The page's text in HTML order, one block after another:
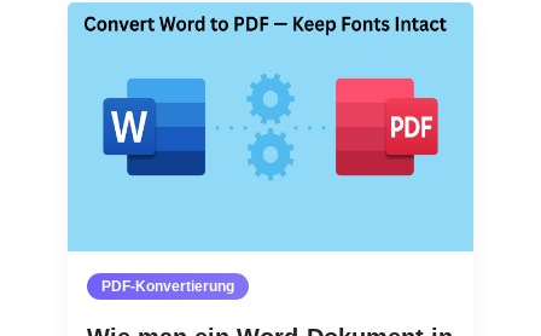
PDF-Konvertierung